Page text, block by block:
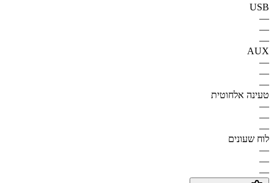
USB
—
—
—
AUX
—
—
—
טעינה אלחוטית
—
—
—
לוח שעונים
—
—
—